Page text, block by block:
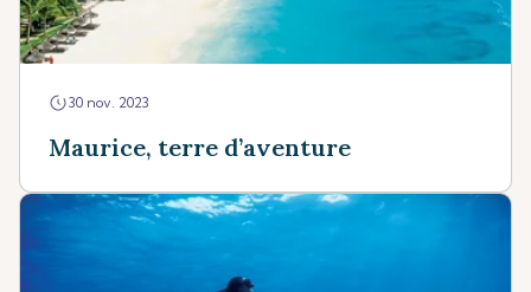
30 nov. 2023
Maurice, terre d’aventure